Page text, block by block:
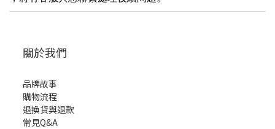
關於我們
品牌故事
購物流程
退換貨與退款
常見Q&A